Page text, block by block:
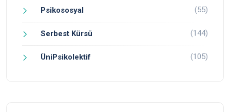
Psikososyal (55)
Serbest Kürsü (144)
ÜniPsikolektif (105)